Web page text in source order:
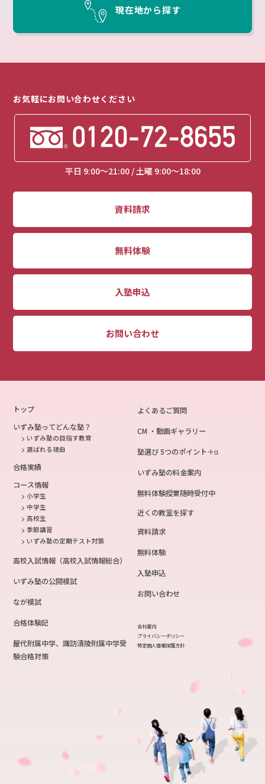
現在地から探す
お気軽にお問い合わせください
平日 9:00～21:00 / 土曜 9:00～18:00
資料請求
無料体験
入塾申込
お問い合わせ
トップ
いずみ塾ってどんな塾？
いずみ塾の目指す教育
選ばれる理由
合格実績
コース情報
小学生
中学生
高校生
季節講習
いずみ塾の定期テスト対策
高校入試情報（高校入試情報総合）
いずみ塾の公開模試
なが模試
合格体験記
屋代附属中学、諏訪清陵附属中学受
験合格対策
よくあるご質問
CM ・動画ギャラリー
塾選び 5つのポイント＋α
いずみ塾の料金案内
無料体験授業随時受付中
近くの教室を探す
資料請求
無料体験
入塾申込
お問い合わせ
会社案内
プライバシーポリシー
特定個人情報保護方針